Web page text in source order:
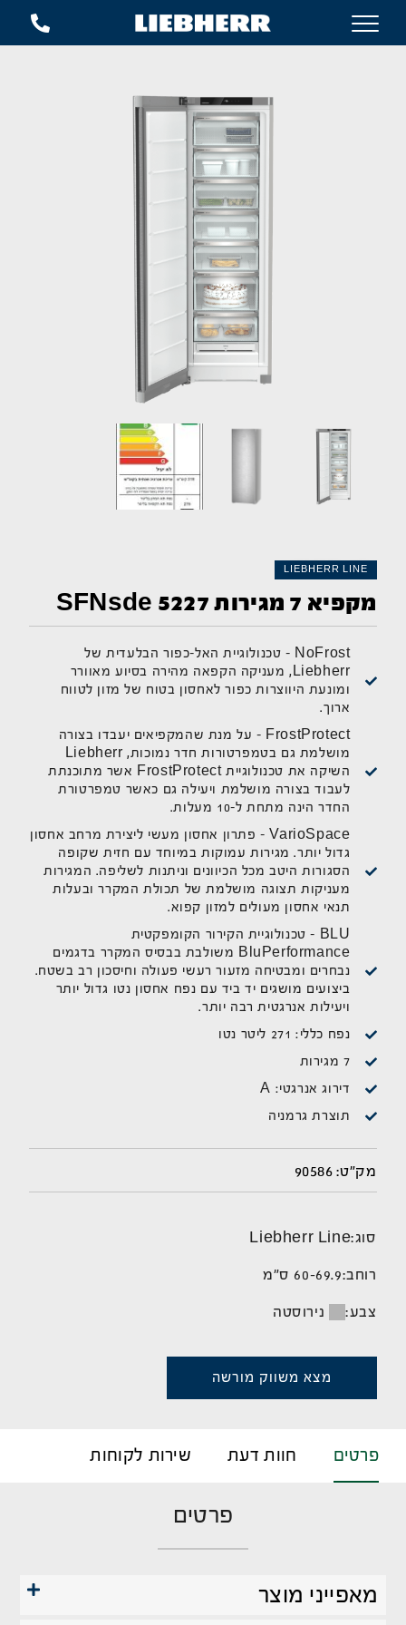
LIEBHERR LINE
מקפיא 7 מגירות SFNsde 5227
NoFrost - טכנולוגיית האל-כפור הבלעדית של
Liebherr, מעניקה הקפאה מהירה בסיוע מאוורר
ומונעת היווצרות כפור לאחסון בטוח של מזון לטווח
ארוך.
FrostProtect - על מנת שהמקפיאים יעבדו בצורה
מושלמת גם בטמפרטורות חדר נמוכות, Liebherr
השיקה את טכנולוגיית FrostProtect אשר מתוכנתת
לעבוד בצורה מושלמת ויעילה גם כאשר טמפרטורת
החדר הינה מתחת ל-10 מעלות.
VarioSpace - פתרון אחסון מעשי ליצירת מרחב אחסון
גדול יותר. מגירות עמוקות במיוחד עם חזית שקופה
הסגורות היטב מכל הכיוונים וניתנות לשליפה. המגירות
מעניקות תצוגה מושלמת של תכולת המקרר ובעלות
תנאי אחסון מעולים למזון קפוא.
BLU - טכנולוגיית הקירור הקומפקטית
BluPerformance משולבת בבסיס המקרר בדגמים
נבחרים ומבטיחה מזעור רעשי פעולה וחיסכון רב בשטח.
ביצועים מושגים יד ביד עם נפח אחסון נטו גדול יותר
ויעילות אנרגטית רבה יותר.
נפח כללי: 271 ליטר נטו
7 מגירות
דירוג אנרגטי: A
תוצרת גרמניה
מק"ט: 90586
סוג:Liebherr Line
רוחב:60-69.9 ס"מ
צבע: נירוסטה
מצא משווק מורשה
פרטים חוות דעת שירות לקוחות
פרטים
מאפייני מוצר